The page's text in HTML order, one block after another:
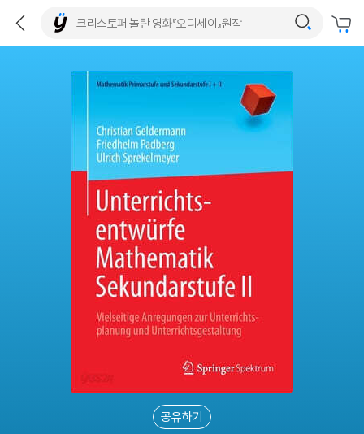
공유하기